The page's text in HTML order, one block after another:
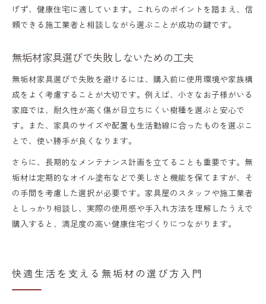
げず、健康住宅に適しています。これらのポイントを踏まえ、信
頼できる施工業者と相談しながら選ぶことが成功の鍵です。
無垢材家具選びで失敗しないための工夫
無垢材家具選びで失敗を避けるには、購入前に使用環境や家族構
成をよく考慮することが大切です。例えば、小さなお子様がいる
家庭では、耐久性が高く傷が目立ちにくい樹種を選ぶと安心で
す。また、家具のサイズや配置も生活動線に合ったものを選ぶこ
とで、使い勝手が良くなります。
さらに、長期的なメンテナンス計画を立てることも重要です。無
垢材は定期的なオイル塗布などで美しさと機能を保てますが、そ
の手間を考慮した選択が必要です。家具屋のスタッフや施工業者
としっかり相談し、実際の使用感や手入れ方法を理解したうえで
購入すると、満足度の高い健康住宅づくりにつながります。
快適生活を支える無垢材の選び方入門